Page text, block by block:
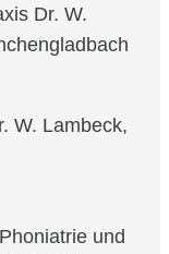
Dr. W.
W. Lambeck,
und